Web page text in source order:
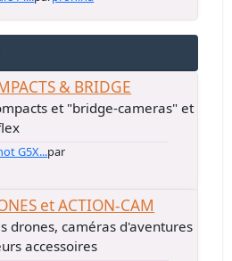
& BRIDGE
et "bridge-cameras" et
G5X...par
et ACTION-CAM
drones, caméras d'aventures
accessoires